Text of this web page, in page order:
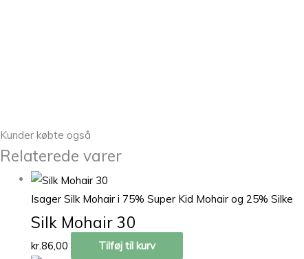
Kunder købte også
Relaterede varer
Isager Silk Mohair i 75% Super Kid Mohair og 25% Silke
Silk Mohair 30
kr.86,00 Tilføj til kurv